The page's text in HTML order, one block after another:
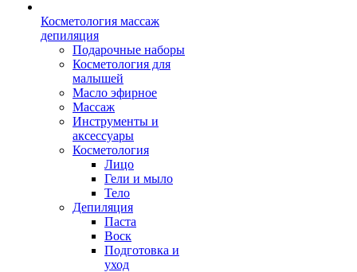
Косметология массаж
депиляция
Подарочные наборы
Косметология для
малышей
Масло эфирное
Массаж
Инструменты и
аксессуары
Косметология
Лицо
Гели и мыло
Тело
Депиляция
Паста
Воск
Подготовка и
уход